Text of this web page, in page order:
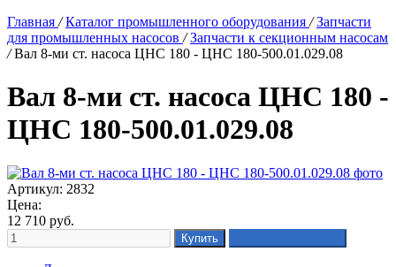
Главная / Каталог промышленного оборудования / Запчасти
для промышленных насосов / Запчасти к секционным насосам
/ Вал 8-ми ст. насоса ЦНС 180 - ЦНС 180-500.01.029.08
Вал 8-ми ст. насоса ЦНС 180 -
ЦНС 180-500.01.029.08
Артикул: 2832
Цена:
12 710 руб.